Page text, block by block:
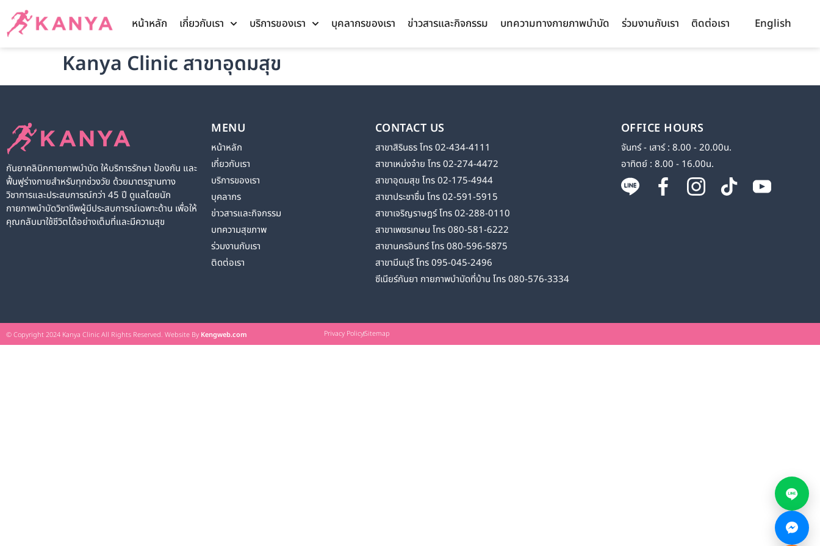
หน้าหลัก เกี่ยวกับเรา บริการของเรา บุคลากรของเรา ข่าวสารและกิจกรรม บทความทางกายภาพบำบัด ร่วมงานกับเรา ติดต่อเรา English
Kanya Clinic สาขาอุดมสุข
กันยาคลินิกกายภาพบำบัด ให้บริการรักษา ป้องกัน และ
ฟื้นฟูร่างกายสำหรับทุกช่วงวัย ด้วยมาตรฐานทาง
วิชาการและประสบการณ์กว่า 45 ปี ดูแลโดยนัก
กายภาพบำบัดวิชาชีพผู้มีประสบการณ์เฉพาะด้าน เพื่อให้
คุณกลับมาใช้ชีวิตได้อย่างเต็มที่และมีความสุข
MENU
หน้าหลัก
เกี่ยวกับเรา
บริการของเรา
บุคลากร
ข่าวสารและกิจกรรม
บทความสุขภาพ
ร่วมงานกับเรา
ติดต่อเรา
CONTACT US
สาขาสิรินธร โทร 02-434-4111
สาขาเหม่งจ๋าย โทร 02-274-4472
สาขาอุดมสุข โทร 02-175-4944
สาขาประชาชื่น โทร 02-591-5915
สาขาเจริญราษฎร์ โทร 02-288-0110
สาขาเพชรเกษม โทร 080-581-6222
สาขานครอินทร์ โทร 080-596-5875
สาขามีนบุรี โทร 095-045-2496
ซีเนียร์กันยา กายภาพบำบัดที่บ้าน โทร 080-576-3334
OFFICE HOURS
จันทร์ - เสาร์ : 8.00 - 20.00น.
อาทิตย์ : 8.00 - 16.00น.
© Copyright 2024 Kanya Clinic All Rights Reserved. Website By Kengweb.com Privacy PolicySitemap